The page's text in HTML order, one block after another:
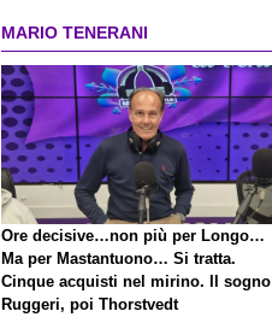
MARIO TENERANI
Ore decisive…non più per Longo…
Ma per Mastantuono… Si tratta.
Cinque acquisti nel mirino. Il sogno
Ruggeri, poi Thorstvedt